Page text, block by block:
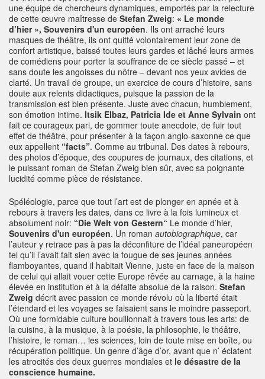
une équipe de chercheurs dynamiques, emportés par la relecture
de cette œuvre maîtresse de Stefan Zweig: « Le monde
d’hier », Souvenirs d'un européen. Ils ont arraché leurs
masques de théâtre, ils ont quitté volontairement leur zone de
confort artistique, baissé toutes leurs gardes et lâché leurs armes
de comédiens pour porter la souffrance de ce siècle passé – et
sans doute les angoisses du nôtre – devant nos yeux avides de
clarté. Un travail de groupe, un exercice de cours d’histoire, sans
doute aux relents didactiques, puisque la passion de la
transmission est bien présente. Juste avec chacun, humblement,
son émotion intime. Itsik Elbaz, Patricia Ide et Anne Sylvain ont
fait ce courageux pari, de gommer toute anecdote, de fuir tout
effet de théâtre, pour présenter à la façon anglo-saxonne ce que
eux appellent “facts”. Comme au tribunal. Des dates à rebours,
des photos d’époque, des coupures de journaux, des citations, et
le puissant roman de Stefan Zweig bien sûr, avec sa poignante
lucidité comme pièce de résistance.
Spéléologie, parce que tout l’art est de plonger en apnée et à
rebours à travers les dates, dans ce livre à la fois lumineux et
absolument noir: “Die Welt von Gestern“ Le monde d’hier,
Souvenirs d'un européen. Un roman autobiographique, car
l’auteur y retrace pas à pas la déconfiture de l’idéal paneuropéen
tel qu’il l’avait fait sien avec la fougue de ses jeunes années
flamboyantes, quand il habitait Vienne, juste en face de la maison
de celui qui allait vouer cette Europe rêvée au carnage, à la haine
élevée en institution et à la défaite absolue de la raison. Stefan
Zweig décrit avec passion ce monde révolu où la liberté était
l’étendard et les voyages se faisaient sans le moindre passeport.
Où une formidable culture bouillonnait à travers tous les arts: de
la cuisine, à la musique, à la poésie, la philosophie, le théâtre,
l’histoire, le roman… les sciences, loin de toute mise en boîte, ou
récupération politique. Un genre d’âge d’or, avant que n’ éclatent
les atrocités des deux guerres mondiales et le désastre de la
conscience humaine.